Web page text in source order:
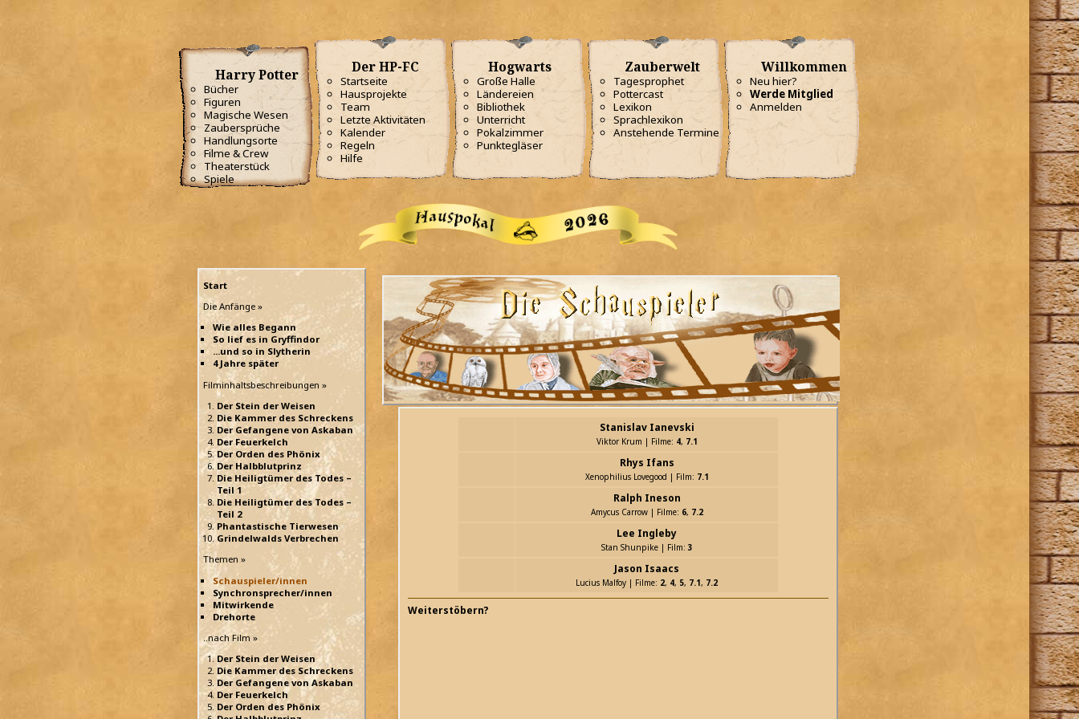
Harry Potter
Bücher
Figuren
Magische Wesen
Zaubersprüche
Handlungsorte
Filme & Crew
Theaterstück
Spiele
Der HP-FC
Startseite
Hausprojekte
Team
Letzte Aktivitäten
Kalender
Regeln
Hilfe
Hogwarts
Große Halle
Ländereien
Bibliothek
Unterricht
Pokalzimmer
Punktegläser
Zauberwelt
Tagesprophet
Pottercast
Lexikon
Sprachlexikon
Anstehende Termine
Willkommen
Neu hier?
Werde Mitglied
Anmelden
Start
Die Anfänge »
Wie alles Begann
So lief es in Gryffindor
...und so in Slytherin
4 Jahre später
Filminhaltsbeschreibungen »
Der Stein der Weisen
Die Kammer des Schreckens
Der Gefangene von Askaban
Der Feuerkelch
Der Orden des Phönix
Der Halbblutprinz
Die Heiligtümer des Todes –
Teil 1
Die Heiligtümer des Todes –
Teil 2
Phantastische Tierwesen
Grindelwalds Verbrechen
Themen »
Schauspieler/innen
Synchronsprecher/innen
Mitwirkende
Drehorte
..nach Film »
Der Stein der Weisen
Die Kammer des Schreckens
Der Gefangene von Askaban
Der Feuerkelch
Der Orden des Phönix
Stanislav Ianevski
Viktor Krum | Filme: 4, 7.1
Rhys Ifans
Xenophilius Lovegood | Film: 7.1
Ralph Ineson
Amycus Carrow | Filme: 6, 7.2
Lee Ingleby
Stan Shunpike | Film: 3
Jason Isaacs
Lucius Malfoy | Filme: 2, 4, 5, 7.1, 7.2
Weiterstöbern?